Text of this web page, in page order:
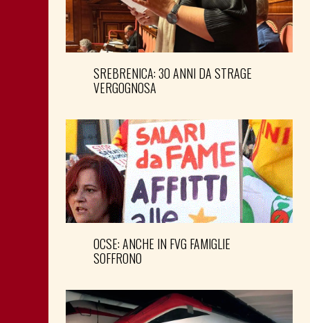
SREBRENICA: 30 ANNI DA STRAGE
VERGOGNOSA
OCSE: ANCHE IN FVG FAMIGLIE
SOFFRONO